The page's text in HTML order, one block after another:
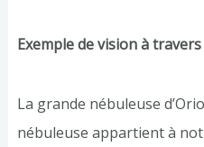
Exemple de vision à
La grande nébuleuse
nébuleuse appartient à